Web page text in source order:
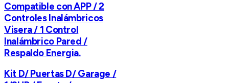
Compatible con APP / 2
Controles Inalámbricos
Visera / 1 Control
Inalámbrico Pared /
Respaldo Energia.
Kit D/ Puertas D/ Garage /